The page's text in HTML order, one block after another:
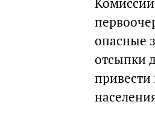
опасные
отсыпки